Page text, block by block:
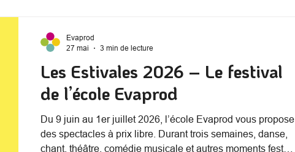
Les Estivales 2026 – Le festival
de l’école Evaprod
Du 9 juin au 1er juillet 2026, l’école Evaprod vous propose
des spectacles à prix libre. Durant trois semaines, danse,
chant, théâtre, comédie musicale et autres moments festifs
Evaprod
27 mai
3 min de lecture